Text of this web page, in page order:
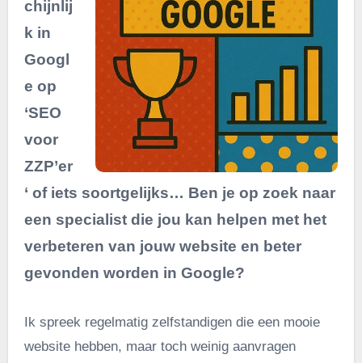
chijnlij
k in
Googl
e op
‘SEO
voor
ZZP’er
‘ of iets soortgelijks… Ben je op zoek naar
een specialist die jou kan helpen met het
verbeteren van jouw website en beter
gevonden worden in Google?
Ik spreek regelmatig zelfstandigen die een mooie
website hebben, maar toch weinig aanvragen